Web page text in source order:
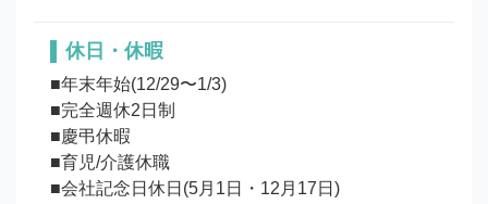
休日・休暇
■年末年始(12/29〜1/3)
■完全週休2日制
■慶弔休暇
■育児/介護休職
■会社記念日休日(5月1日・12月17日)